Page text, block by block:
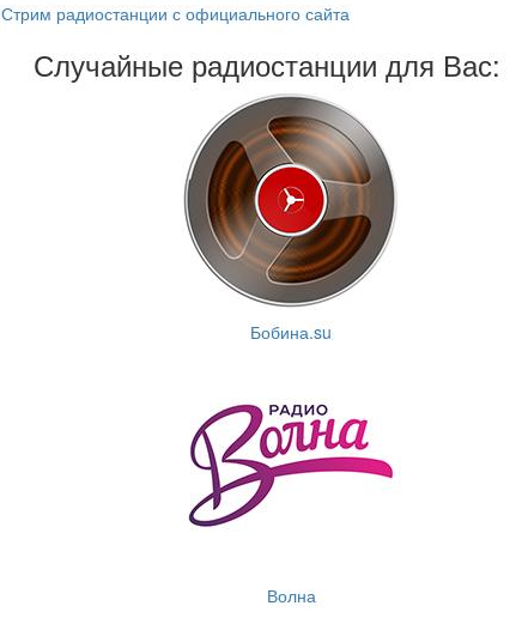
Стрим радиостанции с официального сайта
Случайные радиостанции для Вас:
Бобина.su
Волна